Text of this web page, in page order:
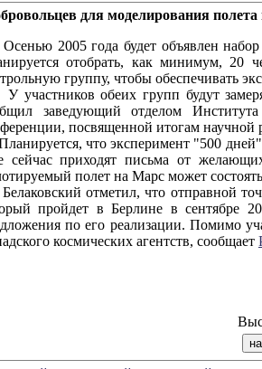
для моделирования
2005 года будет объявлен набор
отобрать, как минимум, 20
группу, чтобы обеспечивать
обеих групп будут
заведующий отделом
посвященной итогам
что эксперимент "500 дней"
сейчас приходят письма от
полет на Марс может
отметил, что отправной
пройдет в Берлине в сентябре
по его реализации. Помимо
космических агентств, сообщает